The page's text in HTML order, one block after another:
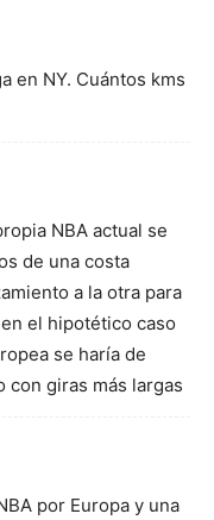
en NY. Cuántos kms
NBA actual se
de una costa
a la otra para
el hipotético caso
se haría de
con giras más largas
por Europa y una